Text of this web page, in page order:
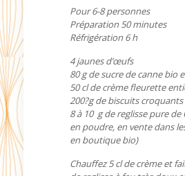
Pour 6-8 personnes
Préparation 50 minutes
Réfrigération 6 h
4 jaunes d’œufs
80 g de sucre de canne bio
50 cl de crème fleurette
200?g de biscuits
8 à 10 g de reglisse pure
en poudre, en vente dans
en boutique bio)
Chauffez 5 cl de crème et